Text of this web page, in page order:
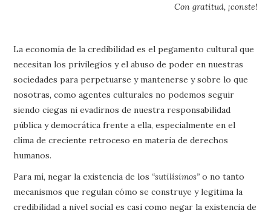
Con gratitud, ¡conste!
La economía de la credibilidad es el pegamento cultural que
necesitan los privilegios y el abuso de poder en nuestras
sociedades para perpetuarse y mantenerse y sobre lo que
nosotras, como agentes culturales no podemos seguir
siendo ciegas ni evadirnos de nuestra responsabilidad
pública y democrática frente a ella, especialmente en el
clima de creciente retroceso en materia de derechos
humanos.
Para mí, negar la existencia de los “sutilísimos” o no tanto
mecanismos que regulan cómo se construye y legitima la
credibilidad a nivel social es casi como negar la existencia de